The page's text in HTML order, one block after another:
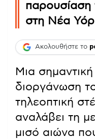
στη Νέα
Ακολουθήστε το
Μια
διοργάνωση
τηλεοπτική
αναλάβει τη
μισό αιώνα